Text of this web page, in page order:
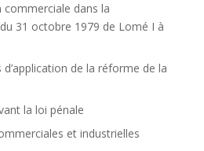
commerciale dans la
31 octobre 1979 de Lomé I à
d’application de la réforme de la
la loi pénale
et industrielles